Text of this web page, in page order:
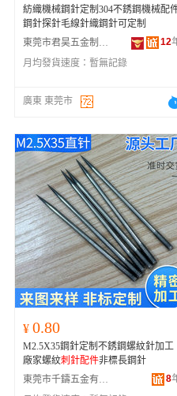
紡織機械鋼針定制304不銹鋼機械配
鋼針探針毛線針織鋼針可定制
東莞市君昊五金制品有限公司
12
月均發貨速度： 暫無記錄
廣東 東莞市
¥ 0.80
M2.5X35鋼針定制不銹鋼螺紋針加工
廠家螺紋刺針配件非標長鋼針
東莞市千鑄五金有限公司
8